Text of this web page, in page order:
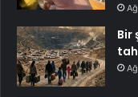
Bir